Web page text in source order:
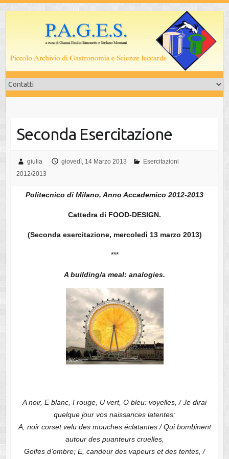
Seconda Esercitazione
giulia giovedì, 14 Marzo 2013
Esercitazioni
2012/2013
Politecnico di Milano, Anno Accademico 2012-2013
Cattedra di FOOD-DESIGN.
(Seconda esercitazione, mercoledì 13 marzo 2013)
***
A building/a meal: analogies.
A noir, E blanc, I rouge, U vert, O bleu: voyelles, / Je dirai
quelque jour vos naissances latentes:
A, noir corset velu des mouches éclatantes / Qui bombinent
autour des puanteurs cruelles,
Golfes d’ombre; E, candeur des vapeurs et des tentes, /